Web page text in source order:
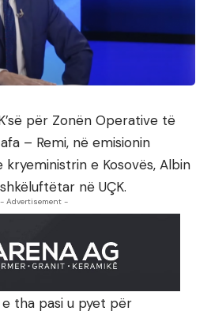
për Zonën Operative të
– Remi, në emisionin
kryeministrin e Kosovës, Albin
në UÇK.
- Advertisement -
tha pasi u pyet për